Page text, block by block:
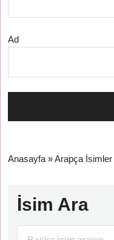
Ad
Anasayfa »Arapça İsimler
İsim Ara